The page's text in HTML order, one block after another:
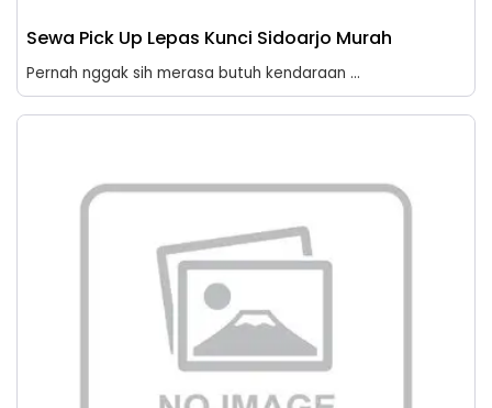
Sewa Pick Up Lepas Kunci Sidoarjo Murah
Pernah nggak sih merasa butuh kendaraan ...